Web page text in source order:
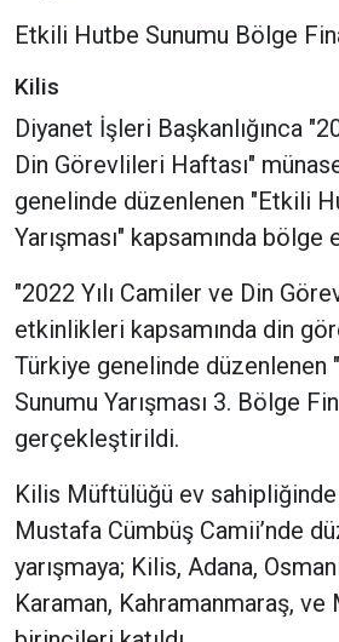
Etkili Hutbe Sunumu Bölge
Kilis
Diyanet İşleri Başkanlığınca
Din Görevlileri Haftası"
genelinde düzenlenen "Etkili
Yarışması" kapsamında bölge
"2022 Yılı Camiler ve Din
etkinlikleri kapsamında din
Türkiye genelinde düzenlenen
Sunumu Yarışması 3. Bölge
gerçekleştirildi.
Kilis Müftülüğü ev
Mustafa Cümbüş Camii’nde
yarışmaya; Kilis, Adana,
Karaman, Kahramanmaraş, ve